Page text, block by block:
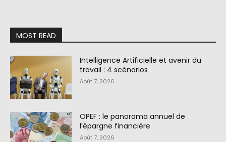
MOST READ
Intelligence Artificielle et avenir du
travail : 4 scénarios
Août 7, 2026
OPEF : le panorama annuel de
l’épargne financière
Août 7, 2026